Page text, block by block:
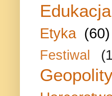
Edukacja
Etyka (60)
Festiwal